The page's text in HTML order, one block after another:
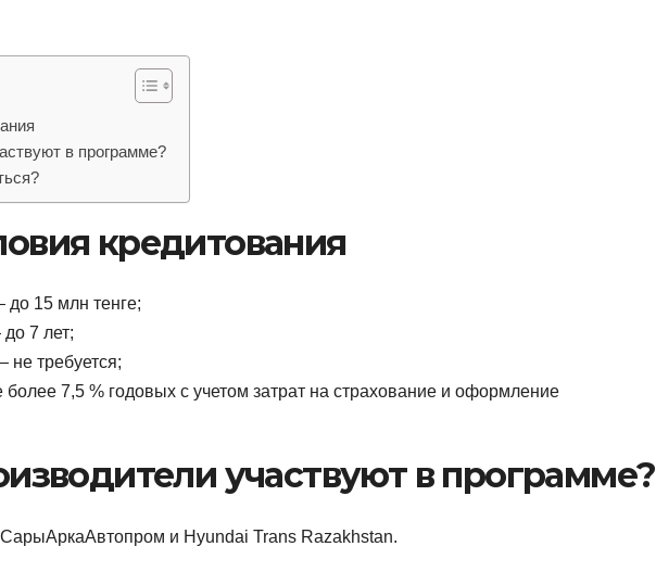
в программе?
кредитования
15 млн тенге;
7 лет;
не требуется;
7,5 % годовых с учетом затрат на страхование и оформление
участвуют в программе?
и Hyundai Trans Razakhstan.